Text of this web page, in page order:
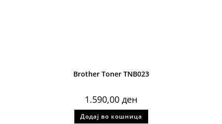
Brother Toner TNB023
1.590,00 ден
Додај во кошница